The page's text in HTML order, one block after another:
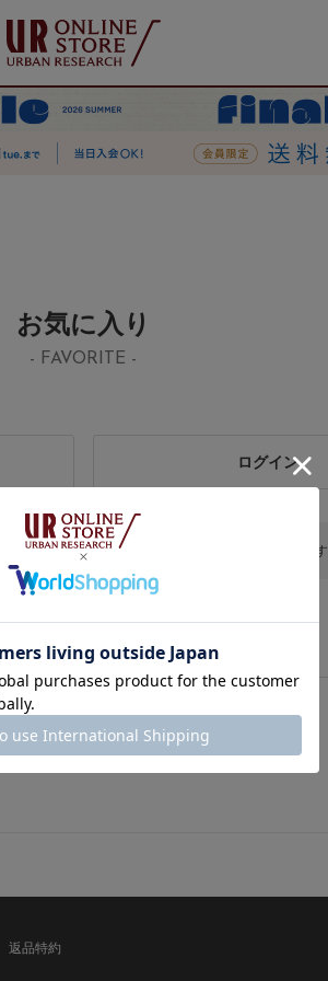
お気に入り
- FAVORITE -
ログイン
気に入り商品は20件、保存期間30日間までとなります
入りデータがありません。
返品特約